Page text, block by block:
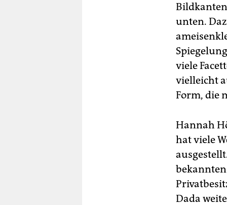
unten.
viele
vielleicht
Form, die
Hannah
hat viele
Dada